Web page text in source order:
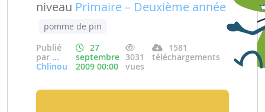
niveau Primaire – Deuxième année
pomme de pin
Publié
par ...
Chlinou
27
septembre
2009 00:00
3031
vues
1581
téléchargements